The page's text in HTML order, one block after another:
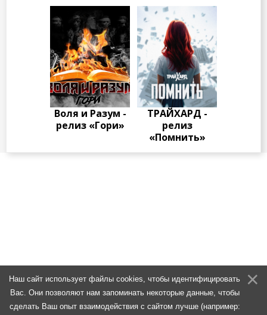
Воля и Разум -
релиз «Гори»
ТРАЙХАРД -
релиз
«Помнить»
Наш сайт использует файлы cookies, чтобы идентифицировать
Вас. Они позволяют нам запоминать некоторые данные, чтобы
сделать Ваш опыт взаимодействия с сайтом лучше (например: